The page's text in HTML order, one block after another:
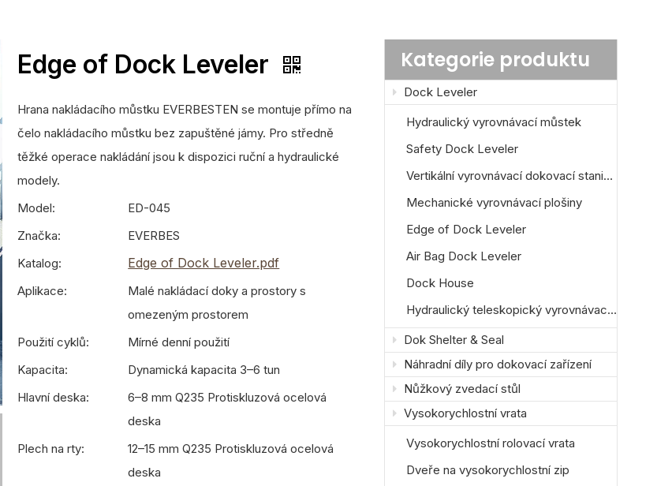
Edge of Dock Leveler
Hrana nakládacího můstku EVERBESTEN se montuje přímo na
čelo nakládacího můstku bez zapuštěné jámy. Pro středně
těžké operace nakládání jsou k dispozici ruční a hydraulické
modely.
Model:
ED-045
Značka:
EVERBES
Katalog:
Edge of Dock Leveler.pdf
Aplikace:
Malé nakládací doky a prostory s
omezeným prostorem
Použití cyklů:
Mírné denní použití
Kapacita:
Dynamická kapacita 3–6 tun
Hlavní deska:
6–8 mm Q235 Protiskluzová ocelová
deska
Plech na rty:
12–15 mm Q235 Protiskluzová ocelová
deska
Kategorie produktu
Dock Leveler
Hydraulický vyrovnávací můstek
Safety Dock Leveler
Vertikální vyrovnávací dokovací stanice
Mechanické vyrovnávací plošiny
Edge of Dock Leveler
Air Bag Dock Leveler
Dock House
Hydraulický teleskopický vyrovnávací můstek
Dok Shelter & Seal
Náhradní díly pro dokovací zařízení
Nůžkový zvedací stůl
Vysokorychlostní vrata
Vysokorychlostní rolovací vrata
Dveře na vysokorychlostní zip